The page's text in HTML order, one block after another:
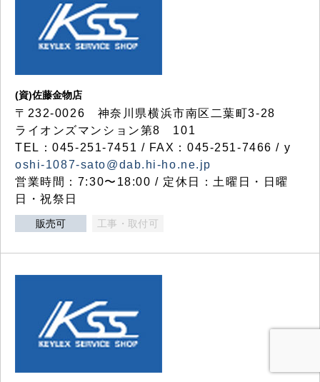
(資)佐藤金物店
〒232-0026 神奈川県横浜市南区二葉町3-28
ライオンズマンション第8 101
TEL：045-251-7451 / FAX：045-251-7466 / y
oshi-1087-sato@dab.hi-ho.ne.jp
営業時間：7:30〜18:00 / 定休日：土曜日・日曜
日・祝祭日
販売可 工事・取付可